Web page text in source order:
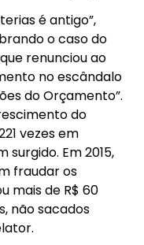
é antigo”,
o caso do
renunciou ao
no escândalo
do Orçamento”.
do
vezes em
surgido. Em 2015,
fraudar os
mais de R$ 60
não sacados